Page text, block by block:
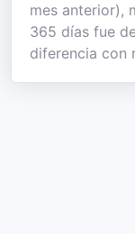
mes anterior),
365 días fue
diferencia con